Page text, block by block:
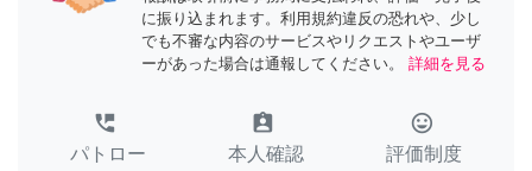
に振り込まれます。利用規約違反の恐れや、少し
でも不審な内容のサービスやリクエストやユーザ
ーがあった場合は通報してください。
詳細を見る
perm_phone_msg
パトロー
assignment_ind
本人確認
tag_faces
評価制度